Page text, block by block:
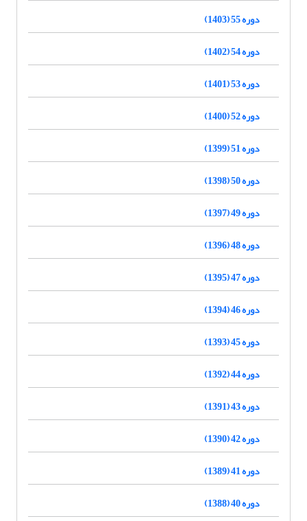
دوره 55 (1403)
دوره 54 (1402)
دوره 53 (1401)
دوره 52 (1400)
دوره 51 (1399)
دوره 50 (1398)
دوره 49 (1397)
دوره 48 (1396)
دوره 47 (1395)
دوره 46 (1394)
دوره 45 (1393)
دوره 44 (1392)
دوره 43 (1391)
دوره 42 (1390)
دوره 41 (1389)
دوره 40 (1388)